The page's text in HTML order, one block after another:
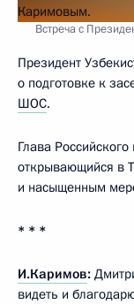
Встреча с
Президент
о подготовке к
ШОС.
Глава
открывающийся в
и насыщенным
* * *
И.Каримов:
видеть и